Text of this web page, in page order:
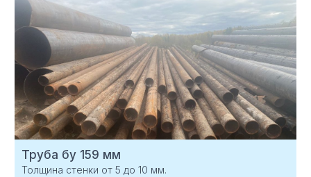
Труба бу 159 мм
Толщина стенки от 5 до 10 мм.